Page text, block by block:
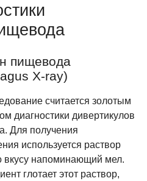
пищевода
X-ray)
считается золотым
диагностики дивертикулов
Для получения
используется раствор
вкусу напоминающий мел.
глотает этот раствор,